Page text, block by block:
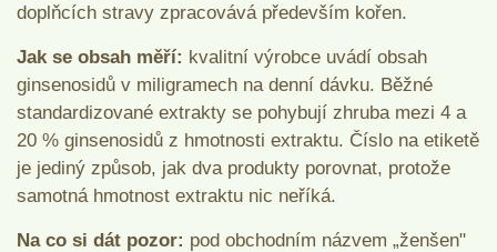
doplňcích stravy zpracovává především kořen.
Jak se obsah měří: kvalitní výrobce uvádí obsah
ginsenosidů v miligramech na denní dávku. Běžné
standardizované extrakty se pohybují zhruba mezi 4 a
20 % ginsenosidů z hmotnosti extraktu. Číslo na etiketě
je jediný způsob, jak dva produkty porovnat, protože
samotná hmotnost extraktu nic neříká.
Na co si dát pozor: pod obchodním názvem „ženšen"